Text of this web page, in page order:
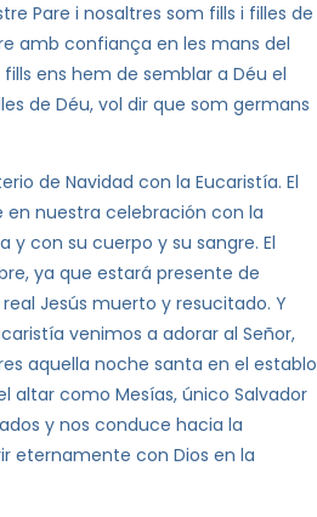
Pare i nosaltres som fills i filles de
amb confiança en les mans del
ens hem de semblar a Déu el
de Déu, vol dir que som germans
de Navidad con la Eucaristía. El
en nuestra celebración con la
y con su cuerpo y su sangre. El
ya que estará presente de
Jesús muerto y resucitado. Y
venimos a adorar al Señor,
aquella noche santa en el establo
altar como Mesías, único Salvador
y nos conduce hacia la
eternamente con Dios en la